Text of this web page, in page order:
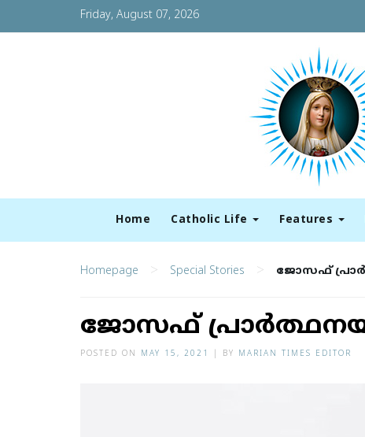
Friday, August 07, 2026
Home Catholic Life Features
Homepage > Special Stories > ജോസഫ്
ജോസഫ്
POSTED ON MAY 15, 2021 BY MARIAN TIMES EDITOR